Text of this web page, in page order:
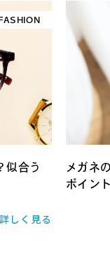
似合う
詳しく見る
メガネ
ポイン